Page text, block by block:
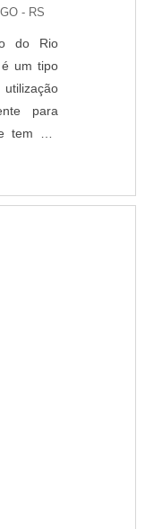
- RS
do Rio
um tipo
para
tem um
se
e